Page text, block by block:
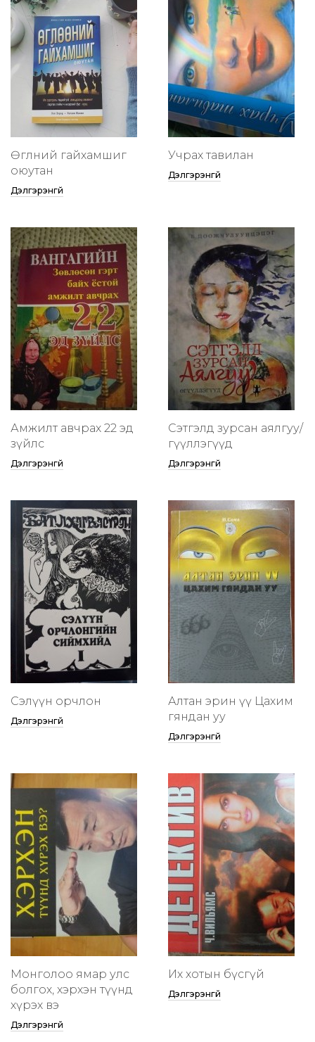
Өглөөний гайхамшиг
оюутан
Дэлгэрэнгүй
Учрах тавилан
Дэлгэрэнгүй
Амжилт авчрах 22 эд
зүйлс
Дэлгэрэнгүй
Сэтгэлд зурсан аялгуу/
өгүүллэгүүд
Дэлгэрэнгүй
Сэлүүн орчлон
Дэлгэрэнгүй
Алтан эрин үү Цахим
гяндан уу
Дэлгэрэнгүй
Монголоо ямар улс
болгох, хэрхэн түүнд
хүрэх вэ
Дэлгэрэнгүй
Их хотын бүсгүй
Дэлгэрэнгүй